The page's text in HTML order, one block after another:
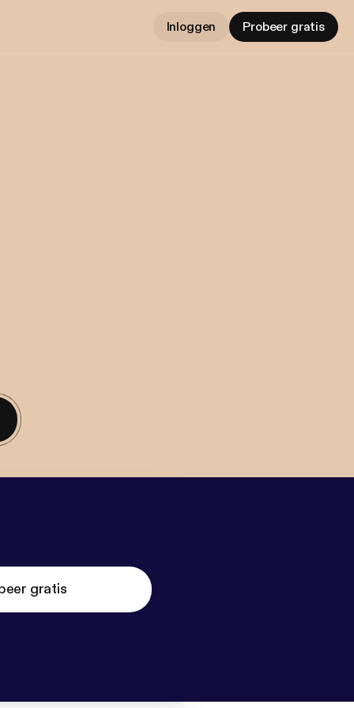
Inloggen Probeer gratis
gratis